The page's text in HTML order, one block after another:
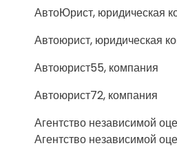
АвтоЮрист, юридическая
Автоюрист, юридическая
Автоюрист55, компания
Автоюрист72, компания
Агентство независимой
Агентство независимой